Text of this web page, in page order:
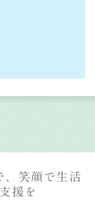
、笑顔で生活
援を